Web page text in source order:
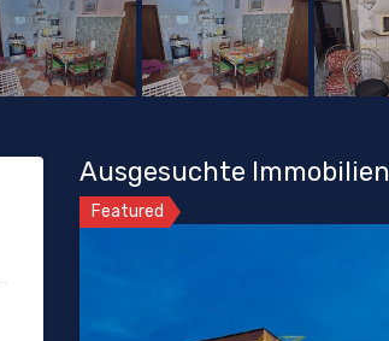
Ausgesuchte Immobilien
Featured